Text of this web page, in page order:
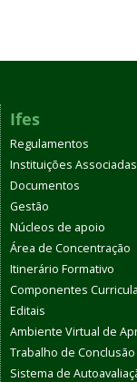
Ifes
Regulamentos
Instituições Associadas
Documentos
Gestão
Núcleos de apoio
Área de Concentração
Itinerário Formativo
Componentes
Editais
Ambiente Virtual de
Trabalho de
Sistema de